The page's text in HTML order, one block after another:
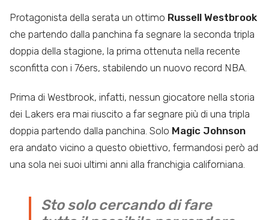
Protagonista della serata un ottimo Russell Westbrook
che partendo dalla panchina fa segnare la seconda tripla
doppia della stagione, la prima ottenuta nella recente
sconfitta con i 76ers, stabilendo un nuovo record NBA.
Prima di Westbrook, infatti, nessun giocatore nella storia
dei Lakers era mai riuscito a far segnare più di una tripla
doppia partendo dalla panchina. Solo Magic Johnson
era andato vicino a questo obiettivo, fermandosi però ad
una sola nei suoi ultimi anni alla franchigia californiana.
Sto solo cercando di fare